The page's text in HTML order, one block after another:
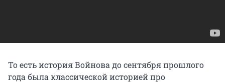
То есть история Войнова до сентября прошлого
года была классической историей про